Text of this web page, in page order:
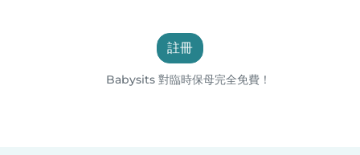
註冊
Babysits 對臨時保母完全免費！